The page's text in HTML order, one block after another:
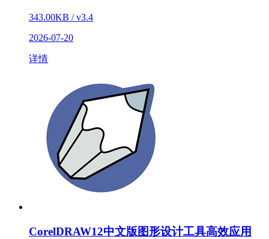
343.00KB / v3.4
2026-07-20
详情
CorelDRAW12中文版图形设计工具高效应用